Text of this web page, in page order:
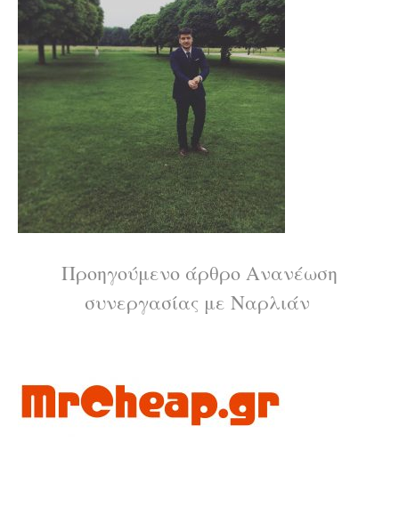
Διαβάστε
Προηγούμενο άρθρο Ανανέωση
συνεργασίας με Ναρλιάν